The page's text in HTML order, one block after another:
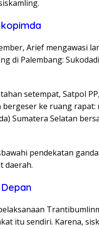
Arief mengawasi
di Palembang:
setempat, Satpol
ke ruang
Sumatera Selatan
pendekatan
daerah.
itu sendiri. Karena,